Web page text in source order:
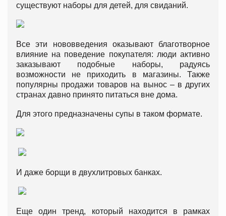
существуют наборы для детей, для свиданий.
Все эти нововведения оказывают благотворное
влияние на поведение покупателя: люди активно
заказывают подобные наборы, радуясь
возможности не приходить в магазины. Также
популярны продажи товаров на вынос – в других
странах давно принято питаться вне дома.
Для этого предназначены супы в таком формате.
И даже борщи в двухлитровых банках.
Еще один тренд, который находится в рамках